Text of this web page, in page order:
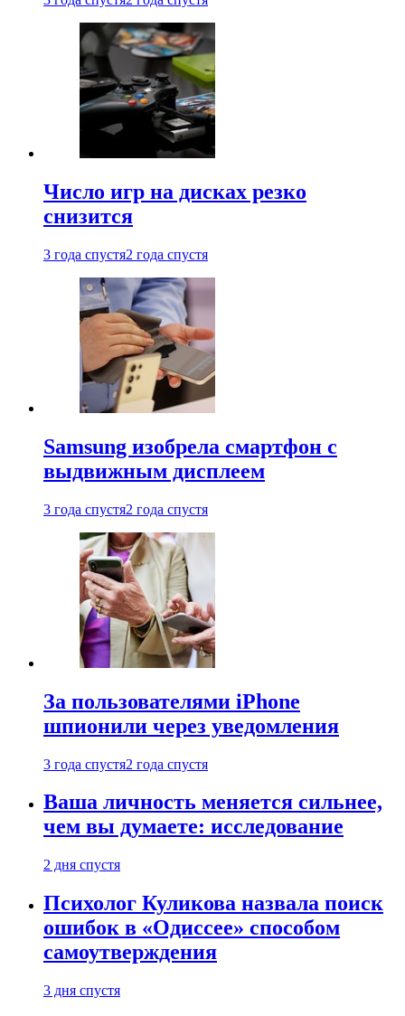
Число игр на дисках резко
снизится
3 года спустя2 года спустя
Samsung изобрела смартфон с
выдвижным дисплеем
3 года спустя2 года спустя
За пользователями iPhone
шпионили через уведомления
3 года спустя2 года спустя
Ваша личность меняется сильнее,
чем вы думаете: исследование
2 дня спустя
Психолог Куликова назвала поиск
ошибок в «Одиссее» способом
самоутверждения
3 дня спустя